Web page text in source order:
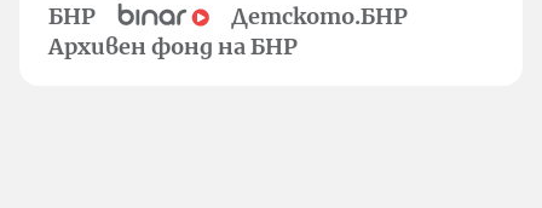
БНР
Детското.БНР
Архивен фонд на БНР